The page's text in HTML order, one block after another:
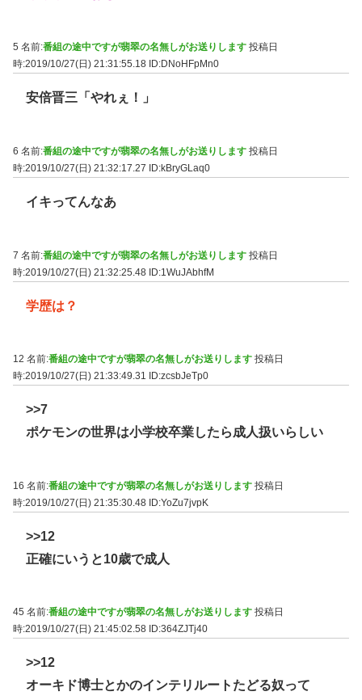
5 名前:番組の途中ですが翡翠の名無しがお送りします 投稿日
時:2019/10/27(日) 21:31:55.18 ID:DNoHFpMn0
安倍晋三「やれぇ！」
6 名前:番組の途中ですが翡翠の名無しがお送りします 投稿日
時:2019/10/27(日) 21:32:17.27
ID:kBryGLaq0
イキってんなあ
7 名前:番組の途中ですが翡翠の名無しがお送りします 投稿日
時:2019/10/27(日) 21:32:25.48 ID:1WuJAbhfM
学歴は？
12 名前:番組の途中ですが翡翠の名無しがお送りします 投稿日
時:2019/10/27(日) 21:33:49.31
ID:zcsbJeTp0
>>7
ポケモンの世界は小学校卒業したら成人扱いらしい
16 名前:番組の途中ですが翡翠の名無しがお送りします 投稿日
時:2019/10/27(日) 21:35:30.48 ID:YoZu7jvpK
>>12
正確にいうと10歳で成人
45 名前:番組の途中ですが翡翠の名無しがお送りします 投稿日
時:2019/10/27(日) 21:45:02.58 ID:364ZJTj40
>>12
オーキド博士とかのインテリルートたどる奴って